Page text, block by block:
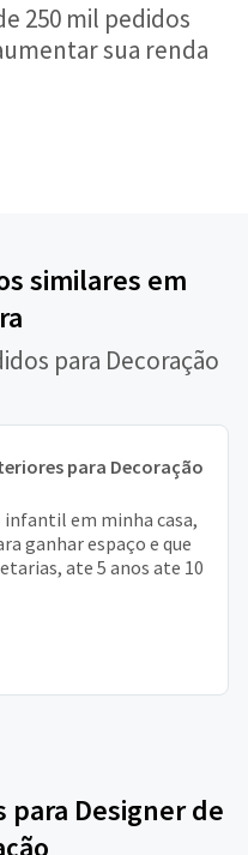
250 mil pedidos
sua renda
similares em
para Decoração
para Decoração
infantil em minha casa,
ganhar espaço e que
ate 5 anos ate 10
para Designer de